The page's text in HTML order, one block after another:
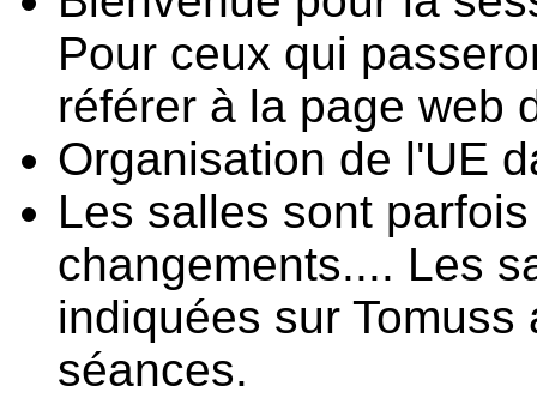
Pour ceux qui
référer à la page web
Organisation de l'UE
Les salles sont
changements.... Les
indiquées sur
séances.